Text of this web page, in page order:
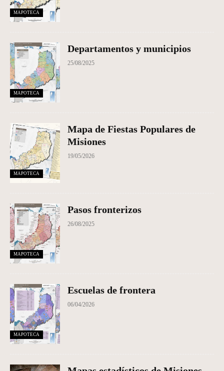
MAPOTECA
MAPOTECA
Departamentos y municipios
25/08/2025
MAPOTECA
Mapa de Fiestas Populares de
Misiones
19/05/2026
MAPOTECA
Pasos fronterizos
26/08/2025
MAPOTECA
Escuelas de frontera
06/04/2026